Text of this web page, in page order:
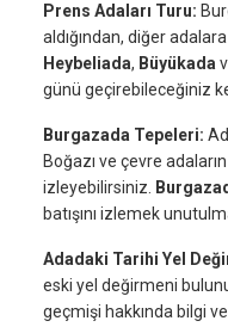
Prens Adaları Turu:
aldığından, diğer
Heybeliada, Büyükada
günü geçirebileceğiniz
Burgazada Tepeleri:
Boğazı ve çevre
izleyebilirsiniz.
batışını izlemek
Adadaki Tarihi Yel
eski yel değirmeni
geçmişi hakkında bilgi